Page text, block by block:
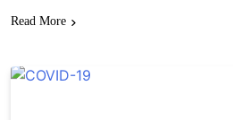
Read More